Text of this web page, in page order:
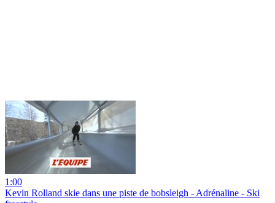
1:00
Kevin Rolland skie dans une piste de bobsleigh - Adrénaline - Ski